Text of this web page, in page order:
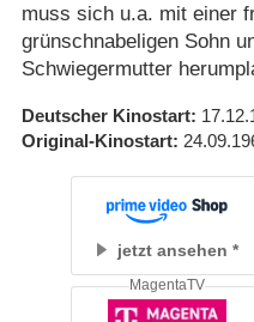
muss sich u.a. mit einer
grünschnabeligen Sohn
Schwiegermutter
Deutscher Kinostart
Original-Kinostart
jetzt ansehen
MagentaTV